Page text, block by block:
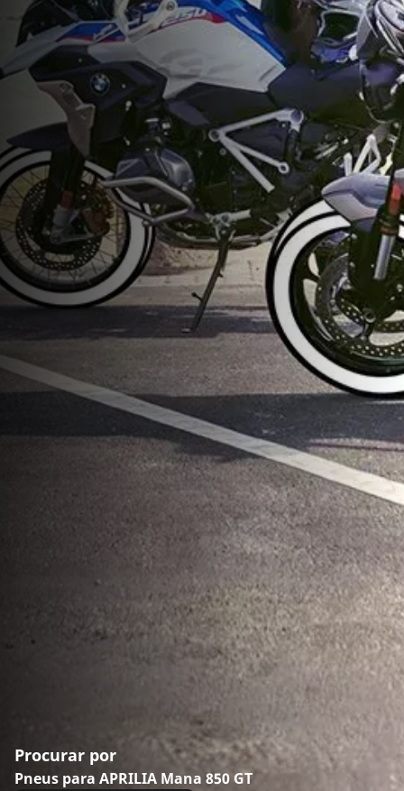
Procurar por
Pneus para APRILIA Mana 850 GT